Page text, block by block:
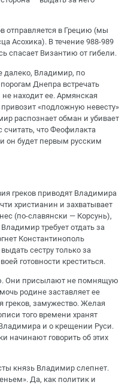
отправляется в Грецию (мы
Асохика). В течение 988-989
спасает Византию от гибели.
далеко, Владимир, по
Днепра встречать
находит ее. Армянская
«подложную невесту»
распознает обман и убивает
что Феофилакта
он будет первым русским
греков приводят Владимира
христианин и захватывает
(по-славянски — Корсунь),
требует отдать за
Константинополь
сестру только за
готовности креститься.
Они присылают не помнящую
родине заставляет ее
греков, замужество. Желая
того времени хранят
и о крещении Руси.
начинают говорить об этих
князь Владимир слепнет.
Да, как политик и